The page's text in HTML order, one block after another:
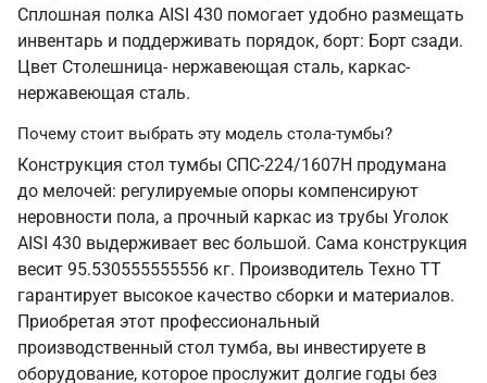
Сплошная полка AISI 430 помогает удобно размещать
инвентарь и поддерживать порядок, борт: Борт сзади.
Цвет Столешница- нержавеющая сталь, каркас-
нержавеющая сталь.
Почему стоит выбрать эту модель стола-тумбы?
Конструкция стол тумбы СПС-224/1607Н продумана
до мелочей: регулируемые опоры компенсируют
неровности пола, а прочный каркас из трубы Уголок
AISI 430 выдерживает вес большой. Сама конструкция
весит 95.530555555556 кг. Производитель Техно ТТ
гарантирует высокое качество сборки и материалов.
Приобретая этот профессиональный
производственный стол тумба, вы инвестируете в
оборудование, которое прослужит долгие годы без